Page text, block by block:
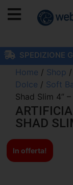
SPEDIZIONE
Home / Shop /
Dolce / Soft
Shad Slim 4”
SHAD
In offerta!